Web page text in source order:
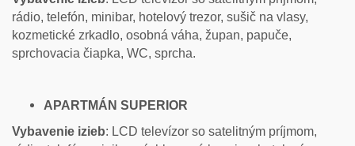
rádio, telefón, minibar, hotelový trezor, sušič na vlasy,
kozmetické zrkadlo, osobná váha, župan, papuče,
sprchovacia čiapka, WC, sprcha.
APARTMÁN SUPERIOR
Vybavenie izieb: LCD televízor so satelitným príjmom,